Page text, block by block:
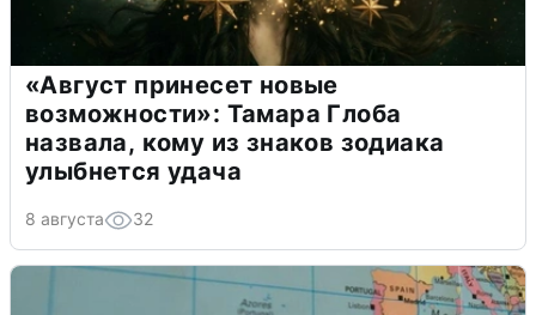
«Август принесет новые
возможности»: Тамара Глоба
назвала, кому из знаков зодиака
улыбнется удача
8 августа 32